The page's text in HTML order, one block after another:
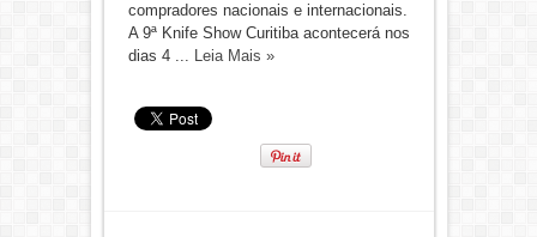
compradores nacionais e internacionais.
A 9ª Knife Show Curitiba acontecerá nos
dias 4 ... Leia Mais »